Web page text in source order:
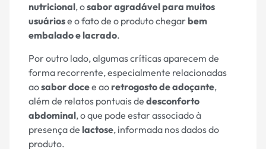
nutricional, osabor agradável para muitos
usuáriose o fato de o produto chegarbem
embalado e lacrado.
Por outro lado, algumas críticas aparecem de
forma recorrente, especialmente relacionadas
aosabor docee aoretrogosto de adoçante,
além de relatos pontuais de desconforto
abdominal, o que pode estar associado à
presença de lactose, informada nos dados do
produto.